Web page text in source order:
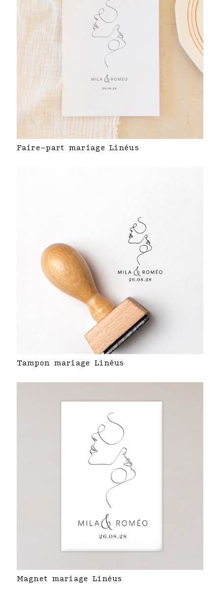
Faire-part mariage Linéus
Tampon mariage Linéus
Magnet mariage Linéus